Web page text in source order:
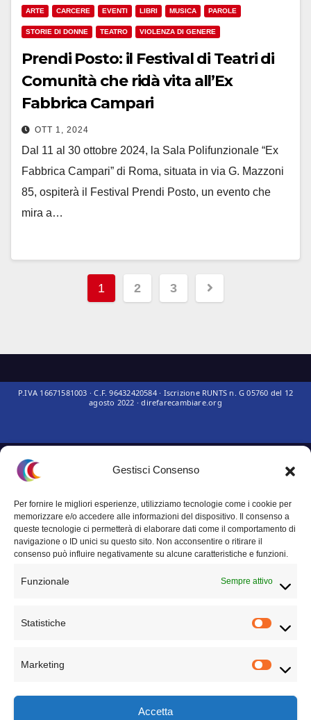
Gestisci Consenso
Per fornire le migliori esperienze, utilizziamo tecnologie come i cookie per
memorizzare e/o accedere alle informazioni del dispositivo. Il consenso a
queste tecnologie ci permetterà di elaborare dati come il comportamento di
navigazione o ID unici su questo sito. Non acconsentire o ritirare il
consenso può influire negativamente su alcune caratteristiche e funzioni.
Funzionale Sempre attivo
Statistiche
Marketing
Accetta
ARTE CARCERE EVENTI LIBRI MUSICA PAROLE
STORIE DI DONNE TEATRO VIOLENZA DI GENERE
Prendi Posto: il Festival di Teatri di
Comunità che ridà vita all’Ex
Fabbrica Campari
OTT 1, 2024
Dal 11 al 30 ottobre 2024, la Sala Polifunzionale “Ex
Fabbrica Campari” di Roma, situata in via G. Mazzoni
85, ospiterà il Festival Prendi Posto, un evento che
mira a…
1 2 3
Questo sito non rappresenta una
aggiornato senza alcuna periodicità. Non può pertanto considerarsi un
prodotto editoriale ai sensi della legge n° 62 del 7.03.2001.
Privacy Policy
Termini e condizioni